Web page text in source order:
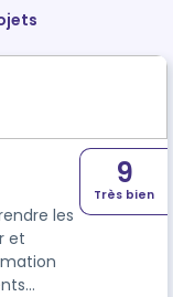
les
et
9
Très bien